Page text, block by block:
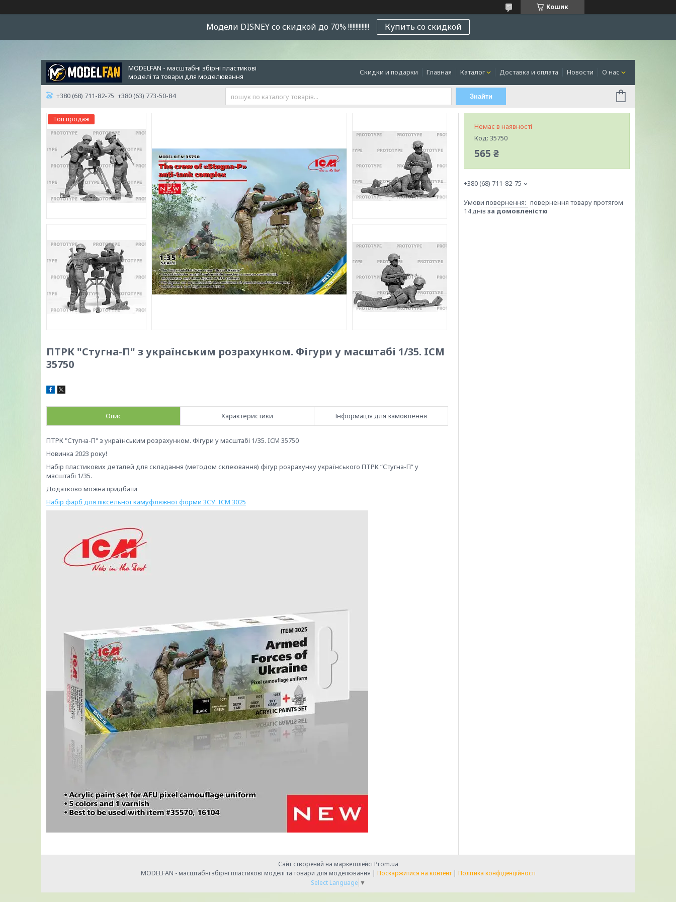
Кошик
Модели DISNEY со скидкой до 70% !!!!!!!!!!!!!! Купить со скидкой
MODELFAN - масштабні збірні пластикові
моделі та товари для моделювання
Скидки и подарки Главная Каталог Доставка и оплата Новости О нас
+380 (68) 711-82-75 +380 (63) 773-50-84 Знайти
Топ продаж
ПТРК "Стугна-П" з українським розрахунком. Фігури у масштабі 1/35. ICM
35750
Опис Характеристики Інформація для замовлення
ПТРК "Стугна-П" з українським розрахунком. Фігури у масштабі 1/35. ICM 35750
Новинка 2023 року!
Набір пластикових деталей для складання (методом склеювання) фігур розрахунку українського ПТРК “Стугна-П” у
масштабі 1/35.
Додатково можна придбати
Набір фарб для піксельної камуфляжної форми ЗСУ. ICM 3025
Немає в наявності
Код: 35750
565 ₴
+380 (68) 711-82-75
повернення товару протягом
14 днів за домовленістю
Сайт створений на маркетплейсі Prom.ua
MODELFAN - масштабні збірні пластикові моделі та товари для моделювання | Поскаржитися на контент | Політика конфіденційності
Select Language ▼